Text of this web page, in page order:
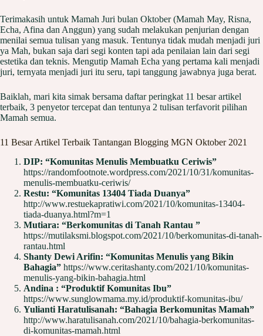
Terimakasih untuk Mamah Juri bulan Oktober (Mamah May, Risna,
Echa, Afina dan Anggun) yang sudah melakukan penjurian dengan
menilai semua tulisan yang masuk. Tentunya tidak mudah menjadi juri
ya Mah, bukan saja dari segi konten tapi ada penilaian lain dari segi
estetika dan teknis. Mengutip Mamah Echa yang pertama kali menjadi
juri, ternyata menjadi juri itu seru, tapi tanggung jawabnya juga berat.
Baiklah, mari kita simak bersama daftar peringkat 11 besar artikel
terbaik, 3 penyetor tercepat dan tentunya 2 tulisan terfavorit pilihan
Mamah semua.
11 Besar Artikel Terbaik Tantangan Blogging MGN Oktober 2021
DIP: “Komunitas Menulis Membuatku Ceriwis”
https://randomfootnote.wordpress.com/2021/10/31/komunitas-
menulis-membuatku-ceriwis/
Restu: “Komunitas 13404 Tiada Duanya”
http://www.restuekapratiwi.com/2021/10/komunitas-13404-
tiada-duanya.html?m=1
Mutiara: “Berkomunitas di Tanah Rantau ”
https://mutilaksmi.blogspot.com/2021/10/berkomunitas-di-tanah-
rantau.html
Shanty Dewi Arifin: “Komunitas Menulis yang Bikin
Bahagia” https://www.ceritashanty.com/2021/10/komunitas-
menulis-yang-bikin-bahagia.html
Andina : “Produktif Komunitas Ibu”
https://www.sunglowmama.my.id/produktif-komunitas-ibu/
Yulianti Haratulisanah: “Bahagia Berkomunitas Mamah”
http://www.haratulisanah.com/2021/10/bahagia-berkomunitas-
di-komunitas-mamah.html